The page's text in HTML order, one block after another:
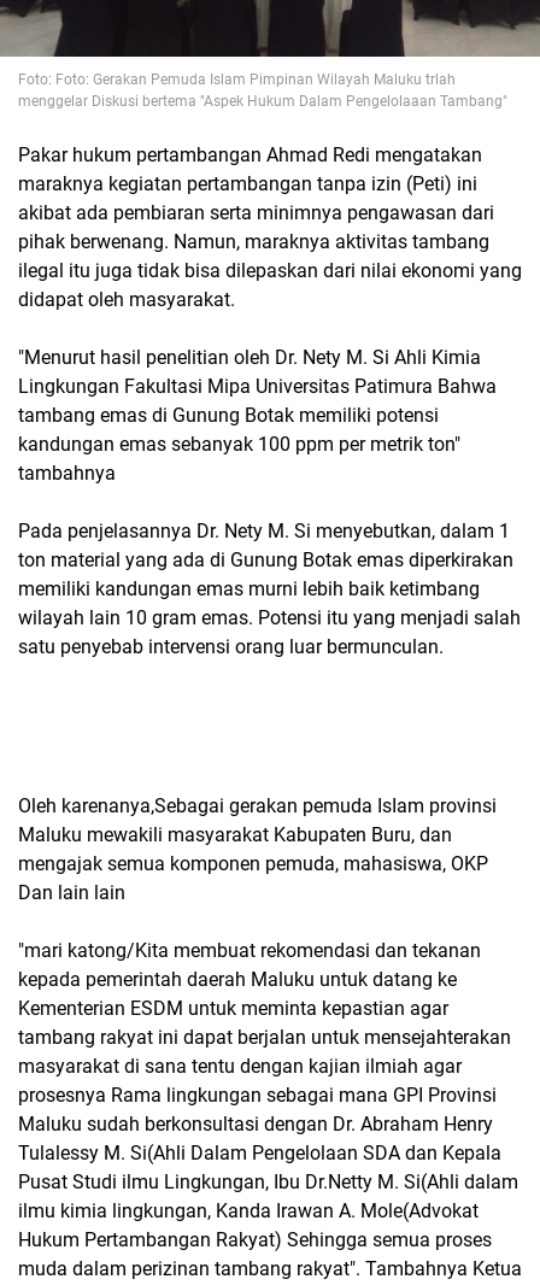
Foto: Foto: Gerakan Pemuda Islam Pimpinan Wilayah Maluku trlah
menggelar Diskusi bertema "Aspek Hukum Dalam Pengelolaaan Tambang"
Pakar hukum pertambangan Ahmad Redi mengatakan
maraknya kegiatan pertambangan tanpa izin (Peti) ini
akibat ada pembiaran serta minimnya pengawasan dari
pihak berwenang. Namun, maraknya aktivitas tambang
ilegal itu juga tidak bisa dilepaskan dari nilai ekonomi yang
didapat oleh masyarakat.
"Menurut hasil penelitian oleh Dr. Nety M. Si Ahli Kimia
Lingkungan Fakultasi Mipa Universitas Patimura Bahwa
tambang emas di Gunung Botak memiliki potensi
kandungan emas sebanyak 100 ppm per metrik ton"
tambahnya
Pada penjelasannya Dr. Nety M. Si menyebutkan, dalam 1
ton material yang ada di Gunung Botak emas diperkirakan
memiliki kandungan emas murni lebih baik ketimbang
wilayah lain 10 gram emas. Potensi itu yang menjadi salah
satu penyebab intervensi orang luar bermunculan.
Oleh karenanya,Sebagai gerakan pemuda IsIam provinsi
Maluku mewakili masyarakat Kabupaten Buru, dan
mengajak semua komponen pemuda, mahasiswa, OKP
Dan lain lain
"mari katong/Kita membuat rekomendasi dan tekanan
kepada pemerintah daerah Maluku untuk datang ke
Kementerian ESDM untuk meminta kepastian agar
tambang rakyat ini dapat berjalan untuk mensejahterakan
masyarakat di sana tentu dengan kajian ilmiah agar
prosesnya Rama lingkungan sebagai mana GPI Provinsi
Maluku sudah berkonsultasi dengan Dr. Abraham Henry
Tulalessy M. Si(Ahli Dalam Pengelolaan SDA dan Kepala
Pusat Studi ilmu Lingkungan, Ibu Dr.Netty M. Si(Ahli dalam
ilmu kimia lingkungan, Kanda Irawan A. Mole(Advokat
Hukum Pertambangan Rakyat) Sehingga semua proses
muda dalam perizinan tambang rakyat". Tambahnya Ketua